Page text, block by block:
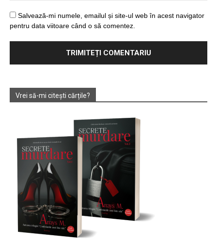
Salvează-mi numele, emailul și site-ul web în acest navigator
pentru data viitoare când o să comentez.
Vrei să-mi citești cărțile?